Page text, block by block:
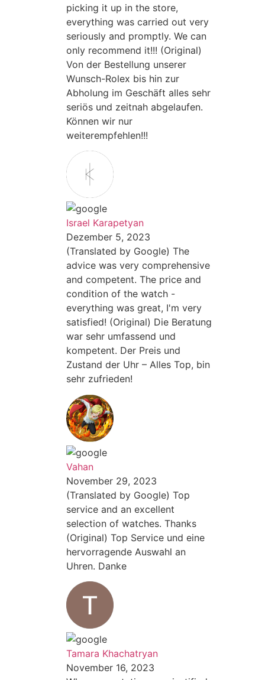
picking it up in the store,
everything was carried out very
seriously and promptly. We can
only recommend it!!! (Original)
Von der Bestellung unserer
Wunsch-Rolex bis hin zur
Abholung im Geschäft alles sehr
seriös und zeitnah abgelaufen.
Können wir nur
weiterempfehlen!!!
Israel Karapetyan
Dezember 5, 2023
(Translated by Google) The
advice was very comprehensive
and competent. The price and
condition of the watch -
everything was great, I'm very
satisfied! (Original) Die Beratung
war sehr umfassend und
kompetent. Der Preis und
Zustand der Uhr – Alles Top, bin
sehr zufrieden!
Vahan
November 29, 2023
(Translated by Google) Top
service and an excellent
selection of watches. Thanks
(Original) Top Service und eine
hervorragende Auswahl an
Uhren. Danke
Tamara Khachatryan
November 16, 2023